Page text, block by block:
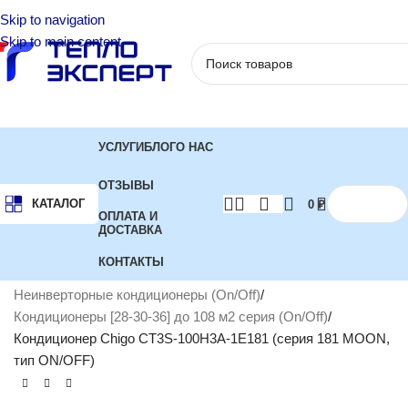
Skip to navigation
Skip to main content
КАТАЛОГ
УСЛУГИБЛОГО НАС
ОТЗЫВЫ
ОПЛАТА И
ДОСТАВКА
КОНТАКТЫ
0 ₽
Неинверторные кондиционеры (On/Off)
Кондиционеры [28-30-36] до 108 м2 серия (On/Off)
Кондиционер Chigo CT3S-100H3A-1E181 (серия 181 MOON,
тип ON/OFF)